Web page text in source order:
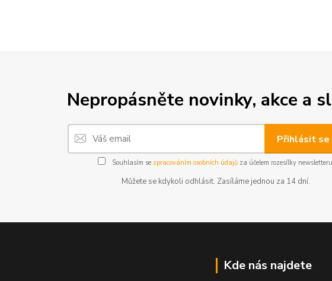
Nepropásněte novinky, akce a
Přihlásit se
Souhlasím se zpracováním osobních údajůza účelem rozesílky
Můžete se kdykoli odhlásit. Zasíláme jednou za 14 dní.
Kde nás najdete